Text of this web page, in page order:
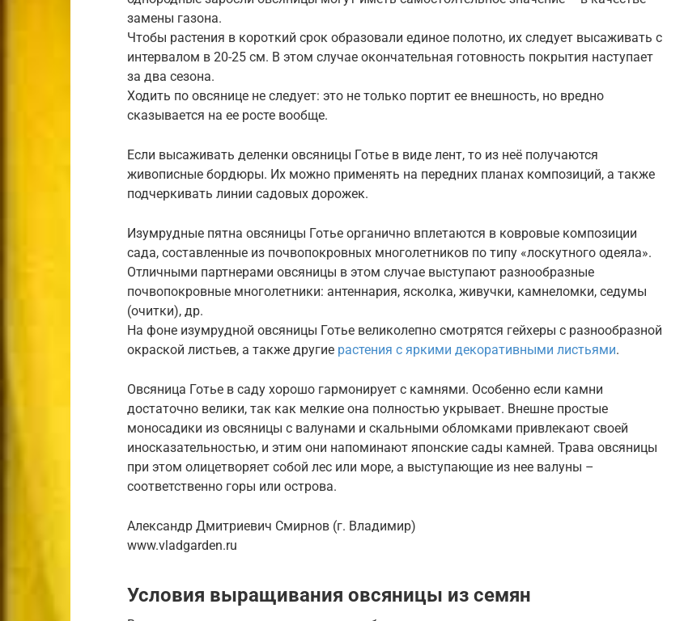
замены газона.
Чтобы растения в короткий срок образовали единое полотно, их следует высаживать с
интервалом в 20-25 см. В этом случае окончательная готовность покрытия наступает
за два сезона.
Ходить по овсянице не следует: это не только портит ее внешность, но вредно
сказывается на ее росте вообще.
Если высаживать деленки овсяницы Готье в виде лент, то из неё получаются
живописные бордюры. Их можно применять на передних планах композиций, а также
подчеркивать линии садовых дорожек.
Изумрудные пятна овсяницы Готье органично вплетаются в ковровые композиции
сада, составленные из почвопокровных многолетников по типу «лоскутного одеяла».
Отличными партнерами овсяницы в этом случае выступают разнообразные
почвопокровные многолетники: антеннария, ясколка, живучки, камнеломки, седумы
(очитки), др.
На фоне изумрудной овсяницы Готье великолепно смотрятся гейхеры с разнообразной
окраской листьев, а также другие растения с яркими декоративными листьями.
Овсяница Готье в саду хорошо гармонирует с камнями. Особенно если камни
достаточно велики, так как мелкие она полностью укрывает. Внешне простые
моносадики из овсяницы с валунами и скальными обломками привлекают своей
иносказательностью, и этим они напоминают японские сады камней. Трава овсяницы
при этом олицетворяет собой лес или море, а выступающие из нее валуны –
соответственно горы или острова.
Александр Дмитриевич Смирнов (г. Владимир)
www.vladgarden.ru
Условия выращивания овсяницы из семян